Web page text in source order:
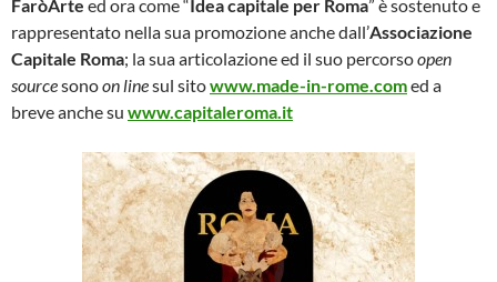
FaròArte ed ora come “Idea capitale per Roma” è sostenuto e
rappresentato nella sua promozione anche dall’Associazione
Capitale Roma; la sua articolazione ed il suo percorsoopen
sourcesonoon linesul sitowww.made-in-rome.comed a
breve anche su www.capitaleroma.it